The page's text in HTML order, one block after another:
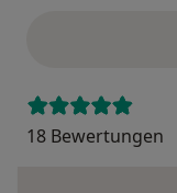
18 Bewertungen